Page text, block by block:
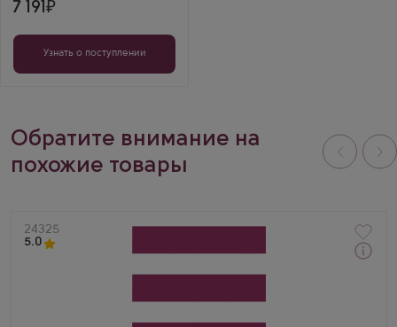
7 191
Узнать о поступлении
Обратите внимание на
похожие товары
Артикул
24325
5.0